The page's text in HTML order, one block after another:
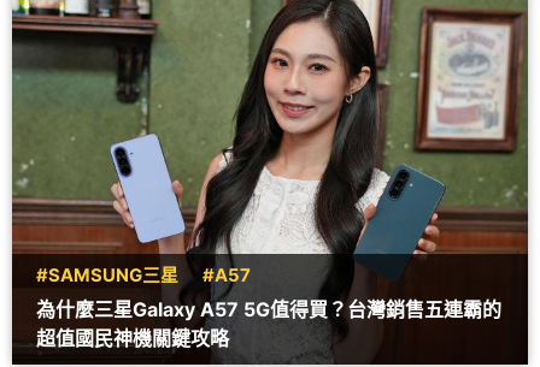
#SAMSUNG三星 #A57
為什麼三星Galaxy A57 5G值得買？台灣銷售五連霸的
超值國民神機關鍵攻略